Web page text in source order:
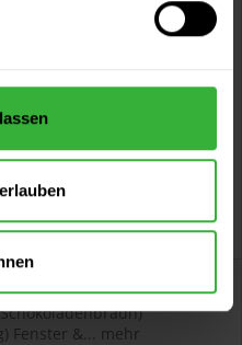
040 60 77 65 23
&...
mehr